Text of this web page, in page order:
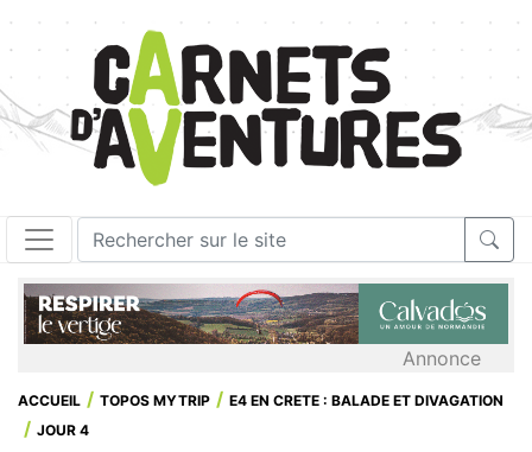
Annonce
ACCUEIL TOPOS MYTRIP
E4 EN CRETE : BALADE ET DIVAGATION
JOUR 4